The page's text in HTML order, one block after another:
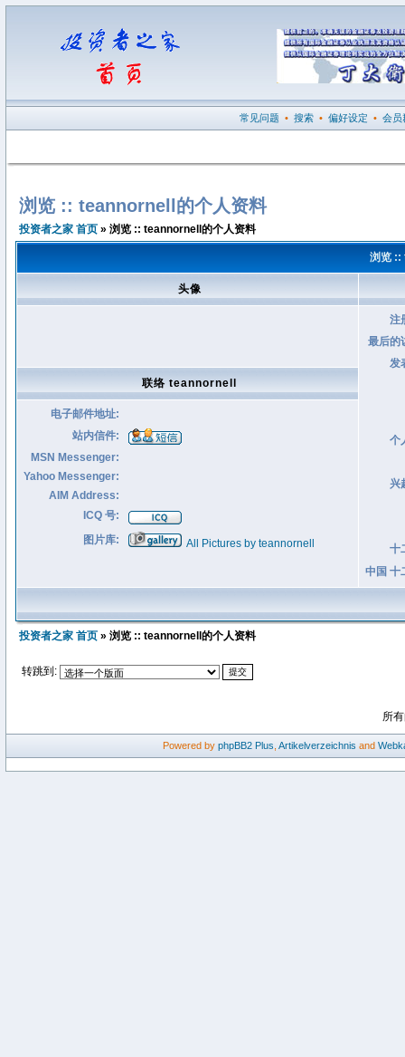
常见问题 • 搜索 • 偏好设定 • 会员
浏览 :: teannornell的个人资料
投资者之家 首页 » 浏览 :: teannornell的个人资料
浏览 ::
头像
注
最后的
发
个
兴
十
中国 十
联络 teannornell
电子邮件地址:
站内信件:
MSN Messenger:
Yahoo Messenger:
AIM Address:
ICQ 号:
图片库:
All Pictures by teannornell
投资者之家 首页 » 浏览 :: teannornell的个人资料
转跳到:
所
Powered by phpBB2 Plus Artikelverzeichnis and